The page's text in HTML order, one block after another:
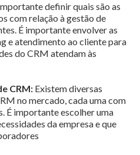
definir quais são as
com relação à gestão de
É importante envolver as
e atendimento ao cliente para
do CRM atendam às
CRM: Existem diversas
no mercado, cada uma com
É importante escolher uma
da empresa e que